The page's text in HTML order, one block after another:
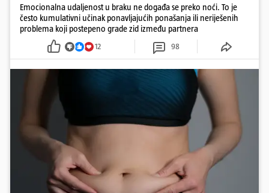
Emocionalna udaljenost u braku ne događa se preko noći. To je
često kumulativni učinak ponavljajućih ponašanja ili neriješenih
problema koji postepeno grade zid između partnera
12 98